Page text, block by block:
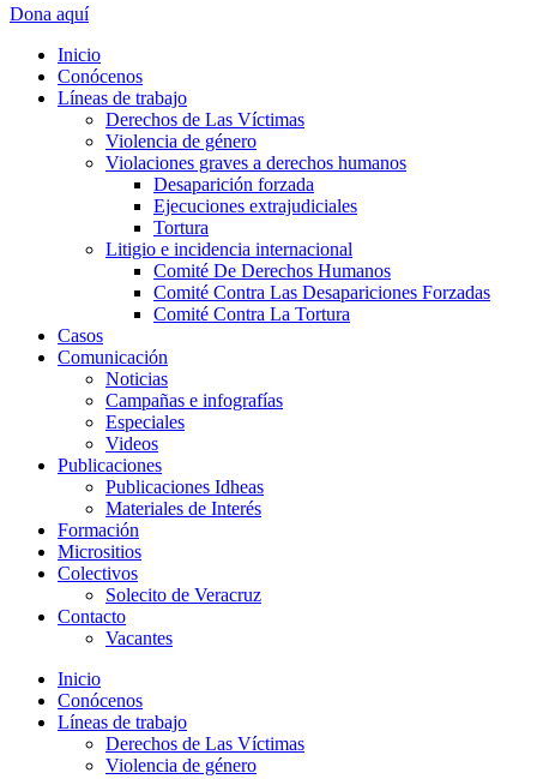
Dona aquí
Inicio
Conócenos
Líneas de trabajo
Derechos de Las Víctimas
Violencia de género
Violaciones graves a derechos humanos
Desaparición forzada​
Ejecuciones extrajudiciales
Tortura
Litigio e incidencia internacional
Comité De Derechos Humanos​
Comité Contra Las Desapariciones Forzadas
Comité Contra La Tortura​
Casos
Comunicación
Noticias
Campañas e infografías
Especiales
Videos
Publicaciones
Publicaciones Idheas
Materiales de Interés
Formación
Micrositios
Colectivos
Solecito de Veracruz
Contacto
Vacantes
Inicio
Conócenos
Líneas de trabajo
Derechos de Las Víctimas
Violencia de género